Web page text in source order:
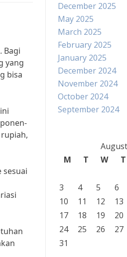
Bagi
yang
bisa
sesuai
December 2025
May 2025
March 2025
February 2025
January 2025
December 2024
November 2024
October 2024
September 2024
M
T W T
3
4 5 6
10
11 12 13
17
18 19 20
24
25 26 27
31